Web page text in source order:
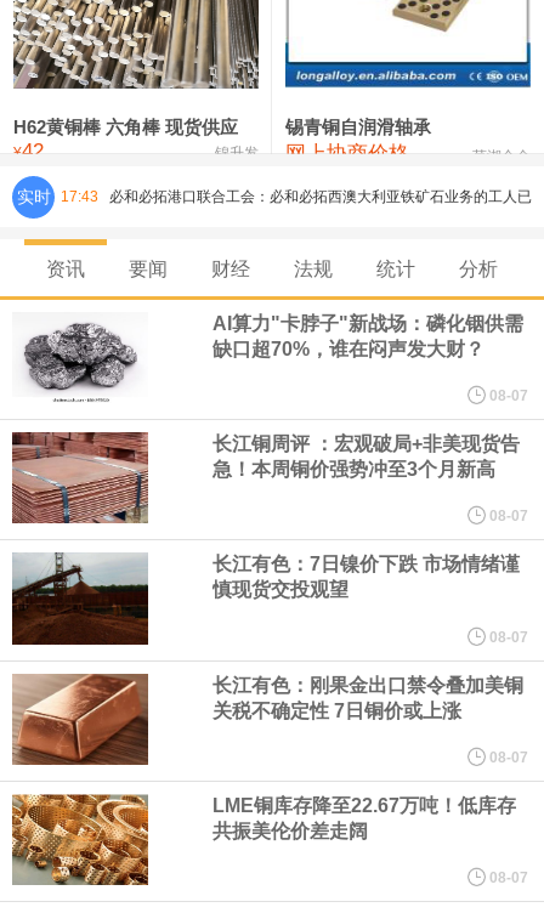
铸造铝合金锭(ZLD104) 24,300—24,500 24,400
压铸锌合金锭 26,500—26,700
氯化镍 38,300—40,300 39,300 0
H62黄铜棒 六角棒 现货供应
¥42 锦升发
锡青铜自润滑轴承
网上协商价格 芜湖合金
实时 17:43 必和必拓港口联合工会：必和必拓西澳大利亚铁矿石业务的工人已
通知，将于8月9日实施24小时停工。
8月7日，宇树科技董事长王兴兴网上路演时表示，报告期内，公司
研发费用金额分别为4,995.18万元、7,001.70万元、14,496.56万
元，最近3年复合增长率达70.36%，呈快速增长趋势，并形成多项
核心技术和知识产权。截至2026年1月31日，公司拥有262项专利权
（含境内发明专利20项）。
纽约期银日内涨4%，现报64.08美元/盎司。
宇树科技董事长、总经理兼首席技术官王兴兴在网上路演时表示，
经过多年研发创新和技术积累，公司逐步形成了包括一体化关节集
成技术、高紧凑度机器人身体集成技术、机器人激光雷达全自研核
心技术等多项已商业化应用的核心技术并已应用于公司的高性能通
资讯 要闻 财经 法规 统计 分析
AI算力"卡脖子"新战场：磷化铟供需
缺口超70%，谁在闷声发大财？
08-07
长江铜周评 ：宏观破局+非美现货告
急！本周铜价强势冲至3个月新高
08-07
长江有色：7日镍价下跌 市场情绪谨
慎现货交投观望
08-07
长江有色：刚果金出口禁令叠加美铜
关税不确定性 7日铜价或上涨
08-07
LME铜库存降至22.67万吨！低库存
共振美伦价差走阔
08-07